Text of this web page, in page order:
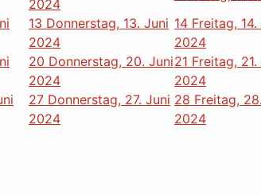
2024
13 Donnerstag, 13. Juni
2024
14 Freitag, 14.
2024
20 Donnerstag, 20. Juni
2024
21 Freitag, 21.
2024
27 Donnerstag, 27. Juni
2024
28 Freitag,
2024